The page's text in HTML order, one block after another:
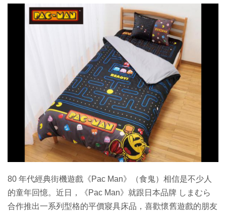
遊戲動漫
教學評測
生成式AI與雲端應用
Enterprise Digital Transformation
80 年代經典街機遊戲《Pac Man》（食鬼）相信是不少人
的童年回憶。近日，《Pac Man》就跟日本品牌 しまむら
合作推出一系列型格的平價寢具床品，喜歡懷舊遊戲的朋友